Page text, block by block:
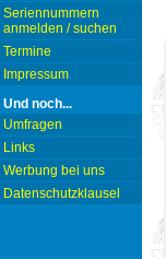
Seriennummern
anmelden / suchen
Termine
Impressum
Und noch...
Umfragen
Links
Werbung bei uns
Datenschutzklausel